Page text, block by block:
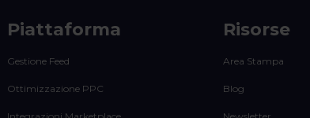
Piattaforma
Gestione Feed
Ottimizzazione PPC
Risorse
Area Stampa
Blog